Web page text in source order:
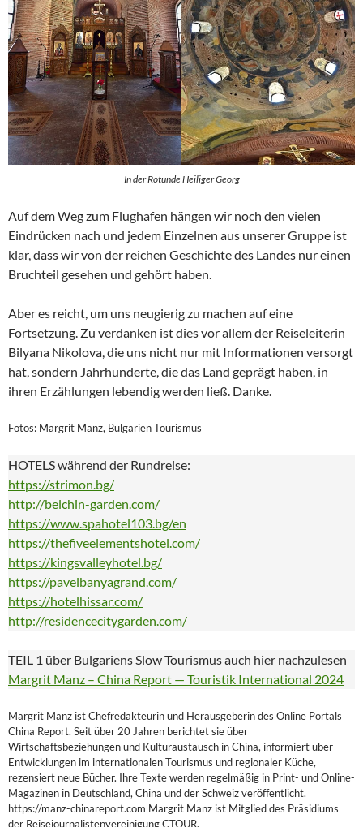
In der Rotunde Heiliger Georg
Auf dem Weg zum Flughafen hängen wir noch den vielen
Eindrücken nach und jedem Einzelnen aus unserer Gruppe ist
klar, dass wir von der reichen Geschichte des Landes nur einen
Bruchteil gesehen und gehört haben.
Aber es reicht, um uns neugierig zu machen auf eine
Fortsetzung. Zu verdanken ist dies vor allem der Reiseleiterin
Bilyana Nikolova, die uns nicht nur mit Informationen versorgt
hat, sondern Jahrhunderte, die das Land geprägt haben, in
ihren Erzählungen lebendig werden ließ. Danke.
Fotos: Margrit Manz, Bulgarien Tourismus
HOTELS während der Rundreise:
https://strimon.bg/
http://belchin-garden.com/
https://www.spahotel103.bg/en
https://thefiveelementshotel.com/
https://kingsvalleyhotel.bg/
https://pavelbanyagrand.com/
https://hotelhissar.com/
http://residencecitygarden.com/
TEIL 1 über Bulgariens Slow Tourismus auch hier nachzulesen
Margrit Manz – China Report — Touristik International 2024
Margrit Manz ist Chefredakteurin und Herausgeberin des Online Portals
China Report. Seit über 20 Jahren berichtet sie über
Wirtschaftsbeziehungen und Kulturaustausch in China, informiert über
Entwicklungen im internationalen Tourismus und regionaler Küche,
rezensiert neue Bücher. Ihre Texte werden regelmäßig in Print- und Online-
Magazinen in Deutschland, China und der Schweiz veröffentlicht.
https://manz-chinareport.com Margrit Manz ist Mitglied des Präsidiums
der Reisejournalistenvereinigung CTOUR.